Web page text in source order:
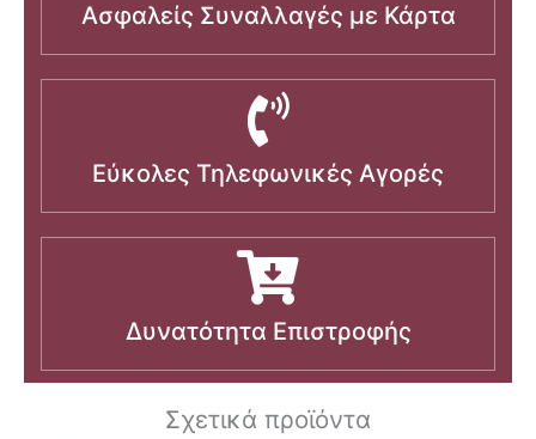
Ασφαλείς Συναλλαγές με Κάρτα
Εύκολες Τηλεφωνικές Αγορές
Δυνατότητα Επιστροφής
Σχετικά προϊόντα